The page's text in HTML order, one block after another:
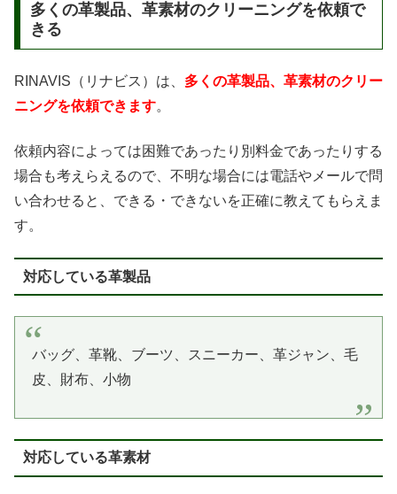
多くの革製品、革素材のクリーニングを依頼で
きる
RINAVIS（リナビス）は、 多くの革製品、革素材のクリー
ニングを依頼できます。
依頼内容によっては困難であったり別料金であったりする
場合も考えらえるので、不明な場合には電話やメールで問
い合わせると、できる・できないを正確に教えてもらえま
す。
対応している革製品
バッグ、革靴、ブーツ、スニーカー、革ジャン、毛
皮、財布、小物
対応している革素材